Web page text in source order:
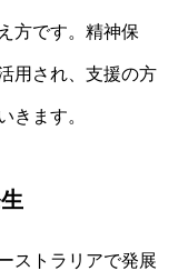
方です。精神保
用され、支援の方
きます。
ストラリアで発展